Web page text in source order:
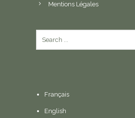
Mentions Légales
Français
English